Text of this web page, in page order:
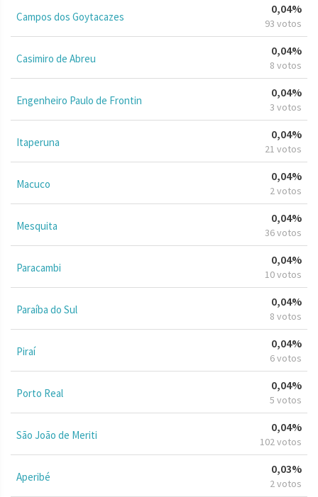
Campos dos Goytacazes
0,04%
93 votos
Casimiro de Abreu
0,04%
8 votos
Engenheiro Paulo de Frontin
0,04%
3 votos
Itaperuna
0,04%
21 votos
Macuco
0,04%
2 votos
Mesquita
0,04%
36 votos
Paracambi
0,04%
10 votos
Paraíba do Sul
0,04%
8 votos
Piraí
0,04%
6 votos
Porto Real
0,04%
5 votos
São João de Meriti
0,04%
102 votos
Aperibé
0,03%
2 votos